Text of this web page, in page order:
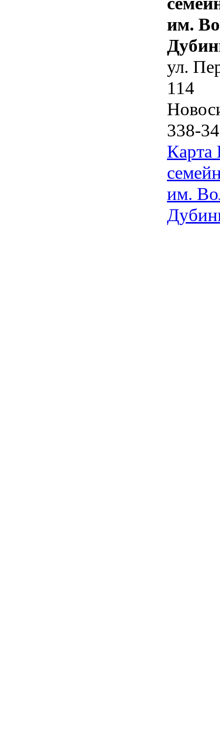
им.
ул.
114
338-
Карта
им.